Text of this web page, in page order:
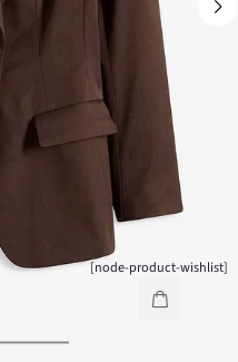
[node-product-wishlist]